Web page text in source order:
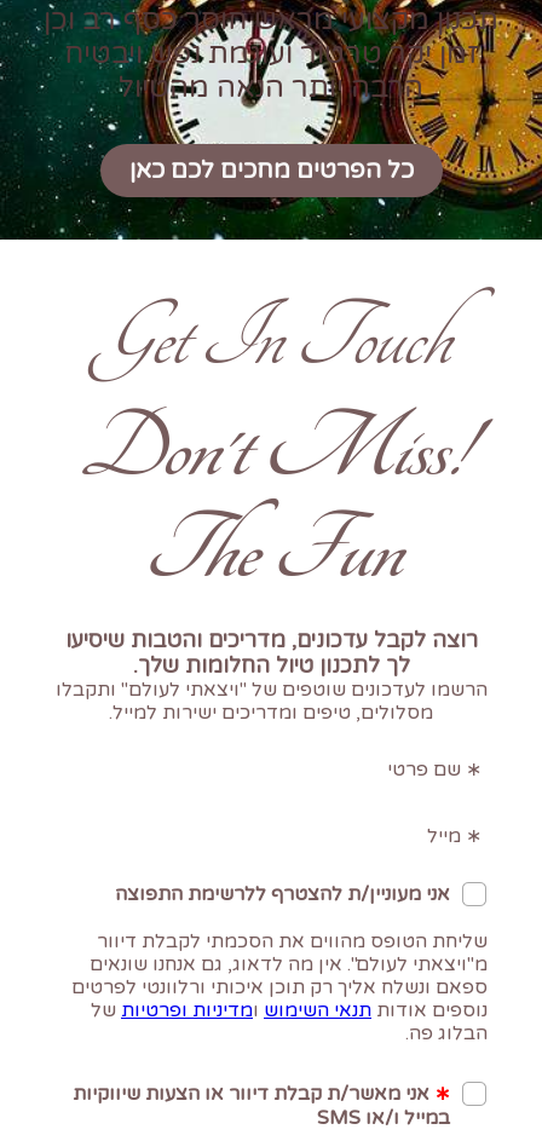
תכנון מקצועי מראש חוסך כסף רב וכן
זמן יקר טרטור ועוגמת נפש ויבטיח
הרבה יותר הנאה מהטיול
כל הפרטים מחכים לכם כאן
Get In Touch
!Don't Miss
The Fun